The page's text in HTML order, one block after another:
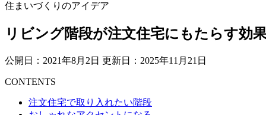
住まいづくりのアイデア
リビング階段が注文住宅にもたらす効
公開日：2021年8月2日 更新日：2025年11月21日
CONTENTS
注文住宅で取り入れたい階段